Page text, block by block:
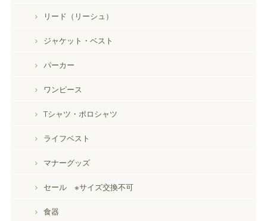
リード（リーシュ）
ジャケット・ベスト
パーカー
ワンピース
Tシャツ・ポロシャツ
ライフベスト
マナーグッズ
セール ※サイズ交換不可
食器